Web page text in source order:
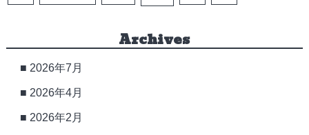
Archives
2026年7月
2026年4月
2026年2月